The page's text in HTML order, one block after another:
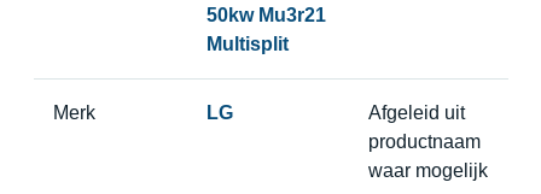
50kw Mu3r21
Multisplit
Merk LG
Afgeleid uit
productnaam
waar mogelijk